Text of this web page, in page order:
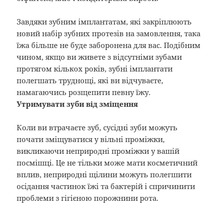
Завдяки зубним імплантатам, які закріплюють
новий набір зубних протезів на замовлення, така
їжа більше не буде заборонена для вас. Подібним
чином, якщо ви живете з відсутніми зубами
протягом кількох років, зубні імплантати
полегшать труднощі, які ви відчуваєте,
намагаючись розщепити певну їжу.
Утримувати зуби від зміщення
Коли ви втрачаєте зуб, сусідні зуби можуть
почати зміщуватися у вільні проміжки,
викликаючи неприродні проміжки у вашій
посмішці. Це не тільки може мати косметичний
вплив, неприродні щілини можуть полегшити
осідання частинок їжі та бактерій і спричинити
проблеми з гігієною порожнини рота.